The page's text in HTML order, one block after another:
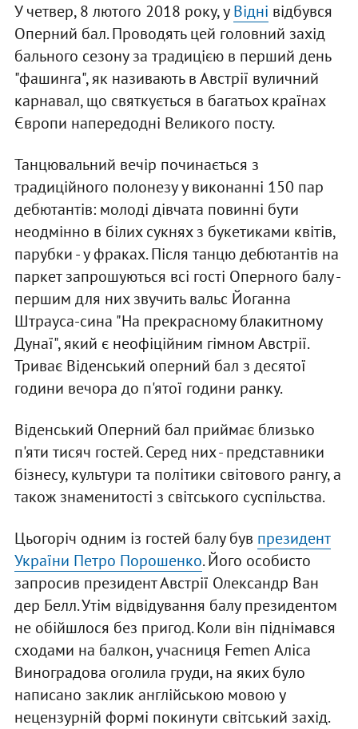
У четвер, 8 лютого 2018 року, уВідні відбувся
Оперний бал. Проводять цей головний захід
бального сезону за традицією в перший день
"фашинга", як називають в Австрії вуличний
карнавал, що святкується в багатьох країнах
Європи напередодні Великого посту.
Танцювальний вечір починається з
традиційного полонезу у виконанні 150 пар
дебютантів: молоді дівчата повинні бути
неодмінно в білих сукнях з букетиками квітів,
парубки - у фраках. Після танцю дебютантів на
паркет запрошуються всі гості Оперного балу -
першим для них звучить вальс Йоганна
Штрауса-сина "На прекрасному блакитному
Дунаї", який є неофіційним гімном Австрії.
Триває Віденський оперний бал з десятої
години вечора до п'ятої години ранку.
Віденський Оперний бал приймає близько
п'яти тисяч гостей. Серед них - представники
бізнесу, культури та політики світового рангу, а
також знаменитості з світського суспільства.
Цьогоріч одним із гостей балу був президент
України Петро Порошенко. Його особисто
запросив президент Австрії Олександр Ван
дер Белл. Утім відвідування балу президентом
не обійшлося без пригод. Коли він піднімався
сходами на балкон, учасниця Femen Аліса
Виноградова оголила груди, на яких було
написано заклик англійською мовою у
нецензурній формі покинути світський захід.